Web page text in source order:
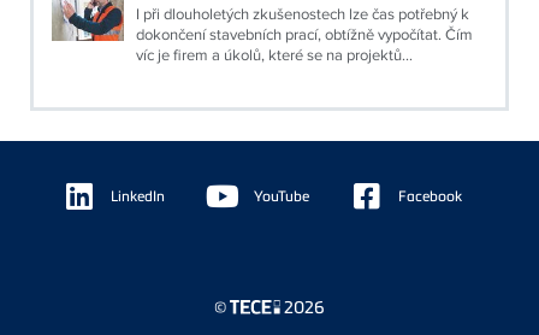
I při dlouholetých zkušenostech lze čas potřebný k
dokončení stavebních prací, obtížně vypočítat. Čím
víc je firem a úkolů, které se na projektů...
Floating
Sidebar LinkedIn YouTube Facebook
© 2026